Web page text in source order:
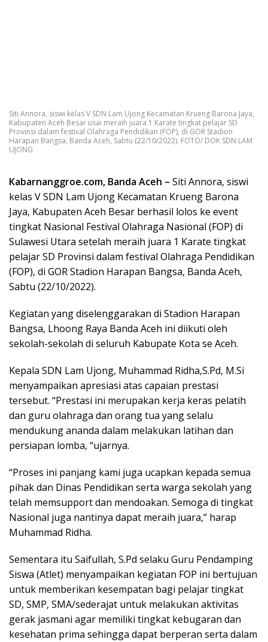
Siti Annora, siswi kelas V SDN Lam Ujong Kecamatan Krueng Barona Jaya,
Kabupaten Aceh Besar usai meraih juara 1 Karate tingkat pelajar SD
Provinsi dalam festival Olahraga Pendidikan (FOP), di GOR Stadion
Harapan Bangsa, Banda Aceh, Sabtu (22/10/2022). FOTO/ DOK SDN LAM
UJONG
Kabarnanggroe.com, Banda Aceh – Siti Annora, siswi
kelas V SDN Lam Ujong Kecamatan Krueng Barona
Jaya, Kabupaten Aceh Besar berhasil lolos ke event
tingkat Nasional Festival Olahraga Nasional (FOP) di
Sulawesi Utara setelah meraih juara 1 Karate tingkat
pelajar SD Provinsi dalam festival Olahraga Pendidikan
(FOP), di GOR Stadion Harapan Bangsa, Banda Aceh,
Sabtu (22/10/2022).
Kegiatan yang diselenggarakan di Stadion Harapan
Bangsa, Lhoong Raya Banda Aceh ini diikuti oleh
sekolah-sekolah di seluruh Kabupate Kota se Aceh.
Kepala SDN Lam Ujong, Muhammad Ridha,S.Pd, M.Si
menyampaikan apresiasi atas capaian prestasi
tersebut. “Prestasi ini merupakan kerja keras pelatih
dan guru olahraga dan orang tua yang selalu
mendukung ananda dalam melakukan latihan dan
persiapan lomba, “ujarnya.
“Proses ini panjang kami juga ucapkan kepada semua
pihak dan Dinas Pendidikan serta warga sekolah yang
telah memsupport dan mendoakan. Semoga di tingkat
Nasional juga nantinya dapat meraih juara,” harap
Muhammad Ridha.
Sementara itu Saifullah, S.Pd selaku Guru Pendamping
Siswa (Atlet) menyampaikan kegiatan FOP ini bertujuan
untuk memberikan kesempatan bagi pelajar tingkat
SD, SMP, SMA/sederajat untuk melakukan aktivitas
gerak jasmani agar memiliki tingkat kebugaran dan
kesehatan prima sehingga dapat berperan serta dalam